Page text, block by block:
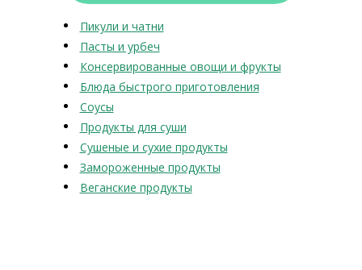
Пикули и чатни
Пасты и урбеч
Консервированные овощи и фрукты
Блюда быстрого приготовления
Соусы
Продукты для суши
Сушеные и сухие продукты
Замороженные продукты
Веганские продукты